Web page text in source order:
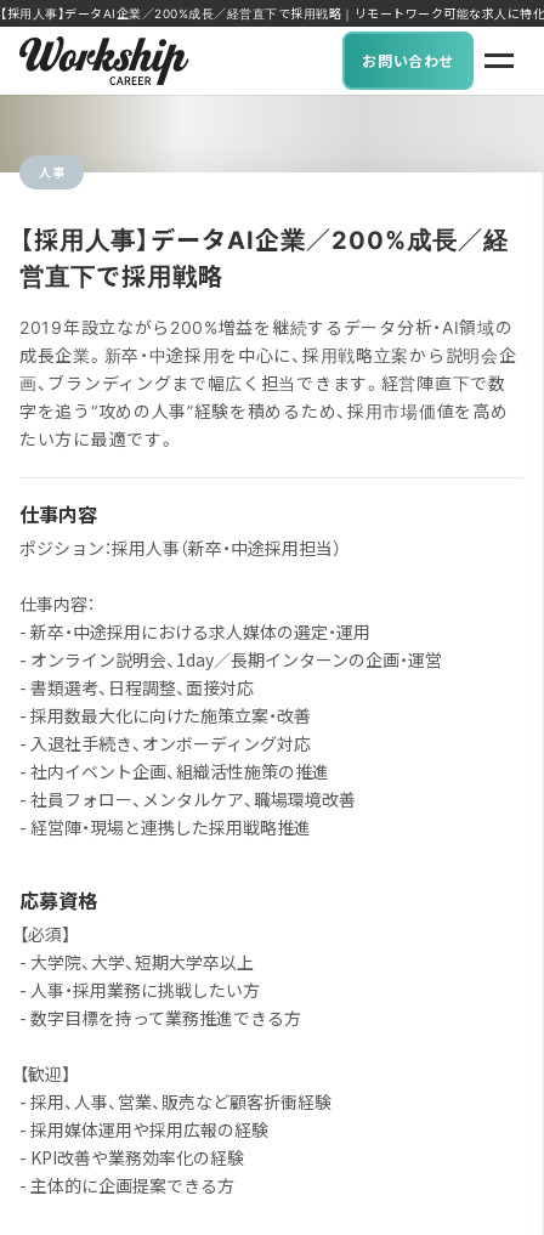
【採用人事】データAI企業／200%成長／経営直下で採用戦略｜リモートワーク可能な求人に特
お問い合わせ
人事
【採用人事】データAI企業／200%成長／経
営直下で採用戦略
2019年設立ながら200%増益を継続するデータ分析・AI領域の
成長企業。新卒・中途採用を中心に、採用戦略立案から説明会企
画、ブランディングまで幅広く担当できます。経営陣直下で数
字を追う“攻めの人事”経験を積めるため、採用市場価値を高め
たい方に最適です。
仕事内容
ポジション：採用人事（新卒・中途採用担当）
仕事内容：
- 新卒・中途採用における求人媒体の選定・運用
- オンライン説明会、1day／長期インターンの企画・運営
- 書類選考、日程調整、面接対応
- 採用数最大化に向けた施策立案・改善
- 入退社手続き、オンボーディング対応
- 社内イベント企画、組織活性施策の推進
- 社員フォロー、メンタルケア、職場環境改善
- 経営陣・現場と連携した採用戦略推進
応募資格
【必須】
- 大学院、大学、短期大学卒以上
- 人事・採用業務に挑戦したい方
- 数字目標を持って業務推進できる方
【歓迎】
- 採用、人事、営業、販売など顧客折衝経験
- 採用媒体運用や採用広報の経験
- KPI改善や業務効率化の経験
- 主体的に企画提案できる方